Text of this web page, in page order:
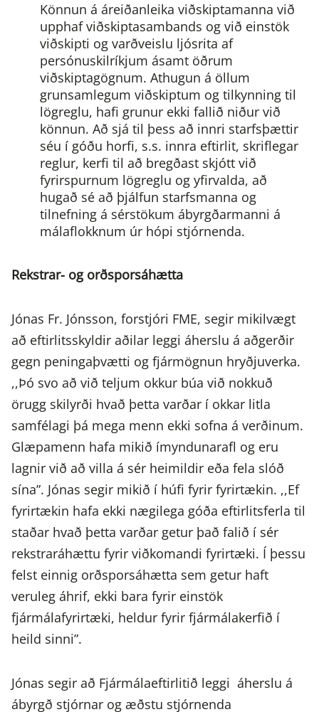
Könnun á áreiðanleika viðskiptamanna við
upphaf viðskiptasambands og við einstök
viðskipti og varðveislu ljósrita af
persónuskilríkjum ásamt öðrum
viðskiptagögnum. Athugun á öllum
grunsamlegum viðskiptum og tilkynning til
lögreglu, hafi grunur ekki fallið niður við
könnun. Að sjá til þess að innri starfsþættir
séu í góðu horfi, s.s. innra eftirlit, skriflegar
reglur, kerfi til að bregðast skjótt við
fyrirspurnum lögreglu og yfirvalda, að
hugað sé að þjálfun starfsmanna og
tilnefning á sérstökum ábyrgðarmanni á
málaflokknum úr hópi stjórnenda.
Rekstrar- og orðsporsáhætta
Jónas Fr. Jónsson, forstjóri FME, segir mikilvægt
að eftirlitsskyldir aðilar leggi áherslu á aðgerðir
gegn peningaþvætti og fjármögnun hryðjuverka.
,,Þó svo að við teljum okkur búa við nokkuð
örugg skilyrði hvað þetta varðar í okkar litla
samfélagi þá mega menn ekki sofna á verðinum.
Glæpamenn hafa mikið ímyndunarafl og eru
lagnir við að villa á sér heimildir eða fela slóð
sína”. Jónas segir mikið í húfi fyrir fyrirtækin. ,,Ef
fyrirtækin hafa ekki nægilega góða eftirlitsferla til
staðar hvað þetta varðar getur það falið í sér
rekstraráhættu fyrir viðkomandi fyrirtæki. Í þessu
felst einnig orðsporsáhætta sem getur haft
veruleg áhrif, ekki bara fyrir einstök
fjármálafyrirtæki, heldur fyrir fjármálakerfið í
heild sinni”.
Jónas segir að Fjármálaeftirlitið leggi áherslu á
ábyrgð stjórnar og æðstu stjórnenda